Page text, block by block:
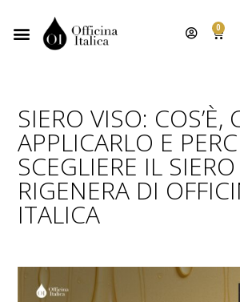
0
SIERO VISO: COS’È,
APPLICARLO E
SCEGLIERE IL SIERO
RIGENERA DI
ITALICA